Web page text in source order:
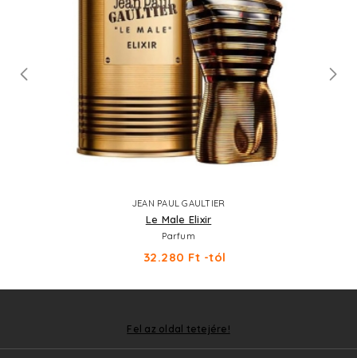
JEAN PAUL GAULTIER
Le Male Elixir
Parfum
32.280 Ft -tól
Fel az oldal tetejére!